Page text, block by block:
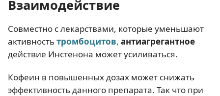
Взаимодействие
Совместно с лекарствами, которые уменьшают
активностьтромбоцитов, антиагрегантное
действие Инстенона может усиливаться.
Кофеин в повышенных дозах может снижать
эффективность данного препарата. Так что при